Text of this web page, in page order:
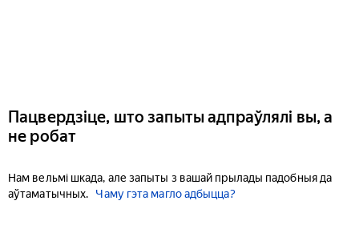
Пацвердзіце, што запыты адпраўлялі вы, а
не робат
Нам вельмі шкада, але запыты з вашай прылады падобныя да
аўтаматычных.
Чаму гэта магло адбыцца?